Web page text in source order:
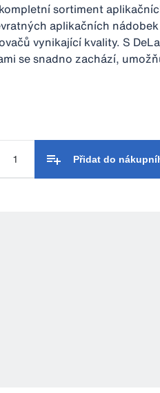
sortiment
aplikačních
vynikající kvality. S
se snadno zachází,
Přidat do